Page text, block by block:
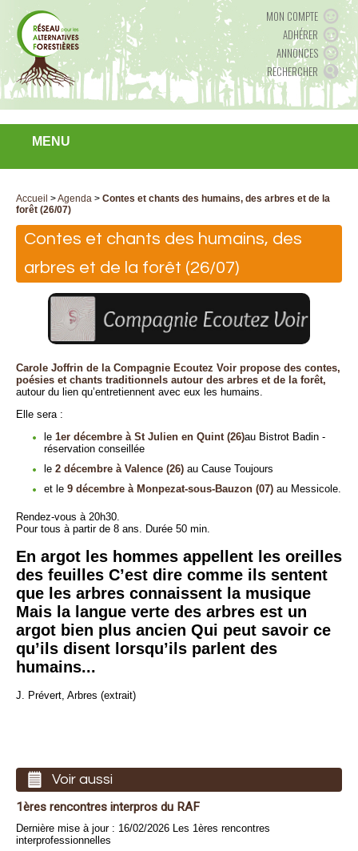
MON COMPTE
ADHÉRER
ANNONCES
RECHERCHER
MENU
Accueil >Agenda > Contes et chants des humains, des arbres et de la
forêt (26/07)
Contes et chants des humains, des
arbres et de la forêt (26/07)
Carole Joffrin de la Compagnie Ecoutez Voir propose des contes,
poésies et chants traditionnels autour des arbres et de la forêt,
autour du lien qu’entretiennent avec eux les humains.
Elle sera :
le 1er décembre à St Julien en Quint (26)au Bistrot Badin -
réservation conseillée
le 2 décembre à Valence (26)au Cause Toujours
et le 9 décembre à Monpezat-sous-Bauzon (07)au Messicole.
Rendez-vous à 20h30.
Pour tous à partir de 8 ans. Durée 50 min.
En argot les hommes appellent les oreilles
des feuilles C’est dire comme ils sentent
que les arbres connaissent la musique
Mais la langue verte des arbres est un
argot bien plus ancien Qui peut savoir ce
qu’ils disent lorsqu’ils parlent des
humains...
J. Prévert, Arbres (extrait)
Voir aussi
1ères rencontres interpros du RAF
Dernière mise à jour : 16/02/2026 Les 1ères rencontres
interprofessionnelles